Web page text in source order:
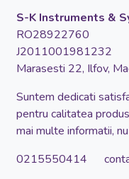
S-K Instruments &
RO28922760
J2011001981232
Marasesti 22, Ilfov,
Suntem dedicati
pentru calitatea
mai multe informatii,
0215550414